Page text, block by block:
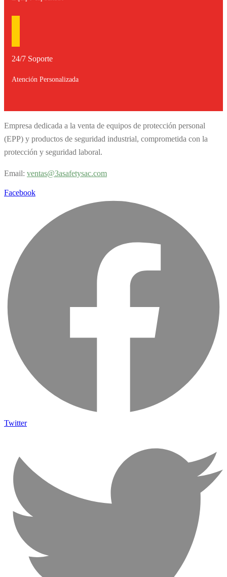
24/7 Soporte
Atención Personalizada
Empresa dedicada a la venta de equipos de protección personal
(EPP) y productos de seguridad industrial, comprometida con la
protección y seguridad laboral.
Email: ventas@3asafetysac.com
Facebook
Twitter